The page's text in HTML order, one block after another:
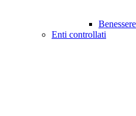
Enti controllati